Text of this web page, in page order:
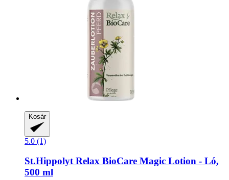
Kosár
5.0 (1)
St.Hippolyt Relax BioCare Magic Lotion -​ Ló,
500 ml